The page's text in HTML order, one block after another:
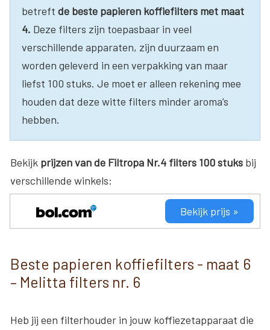
betreft de beste papieren koffiefilters met maat
4. Deze filters zijn toepasbaar in veel
verschillende apparaten, zijn duurzaam en
worden geleverd in een verpakking van maar
liefst 100 stuks. Je moet er alleen rekening mee
houden dat deze witte filters minder aroma’s
hebben.
Bekijk prijzen van de Filtropa Nr.4 filters 100 stuks bij
verschillende winkels:
Bekijk prijs »
Beste papieren koffiefilters - maat 6
– Melitta filters nr. 6
Heb jij een filterhouder in jouw koffiezetapparaat die